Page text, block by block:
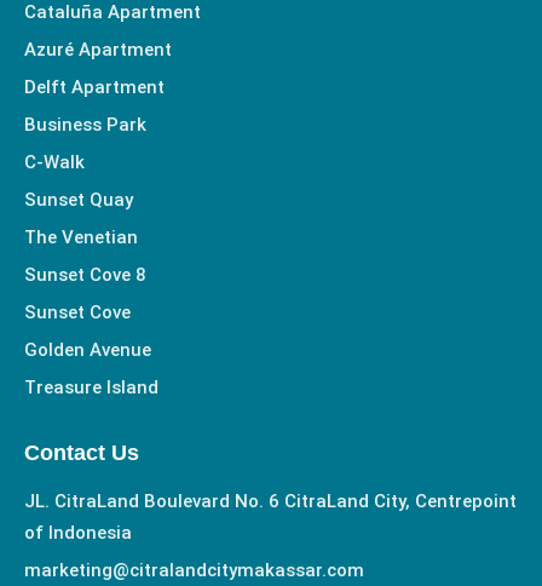
Cataluña Apartment
Azuré Apartment
Delft Apartment
Business Park
C-Walk
Sunset Quay
The Venetian
Sunset Cove 8
Sunset Cove
Golden Avenue
Treasure Island
Contact Us
JL. CitraLand Boulevard No. 6 CitraLand City, Centrepoint
of Indonesia
marketing@citralandcitymakassar.com